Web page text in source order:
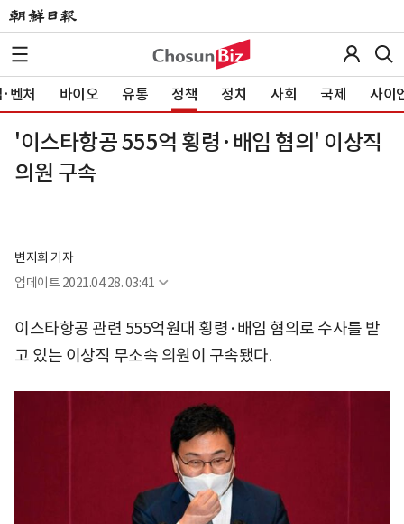
벤처 바이오 유통 정책 정치 사회 국제 사이
'이스타항공 555억 횡령·배임 혐의' 이상직
의원 구속
변지희 기자
업데이트 2021.04.28. 03:41
이스타항공 관련 555억원대 횡령·배임 혐의로 수사를 받
고 있는 이상직 무소속 의원이 구속됐다.